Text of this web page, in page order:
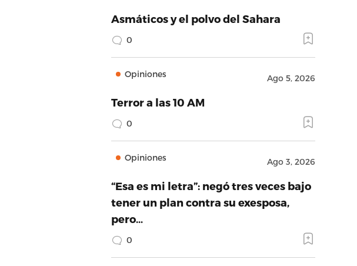
Asmáticos y el polvo del Sahara
0
Opiniones Ago 5, 2026
Terror a las 10 AM
0
Opiniones Ago 3, 2026
“Esa es mi letra”: negó tres veces bajo
tener un plan contra su exesposa,
pero…
0